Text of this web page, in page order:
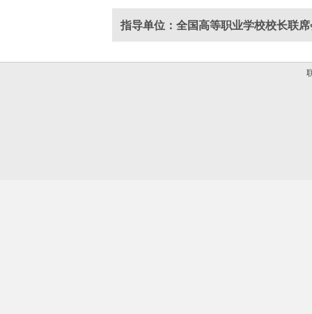
指导单位：全国高等职业学校校长联